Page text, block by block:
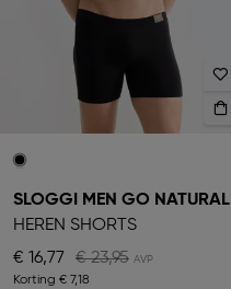
SLOGGI MEN GO NATURAL
HEREN SHORTS
€ 16,77
€ 23,95
Korting € 7,18